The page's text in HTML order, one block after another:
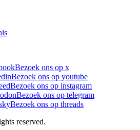
Bezoek ons op x
Bezoek ons op youtube
Bezoek ons op instagram
Bezoek ons op telegram
Bezoek ons op threads
reserved.